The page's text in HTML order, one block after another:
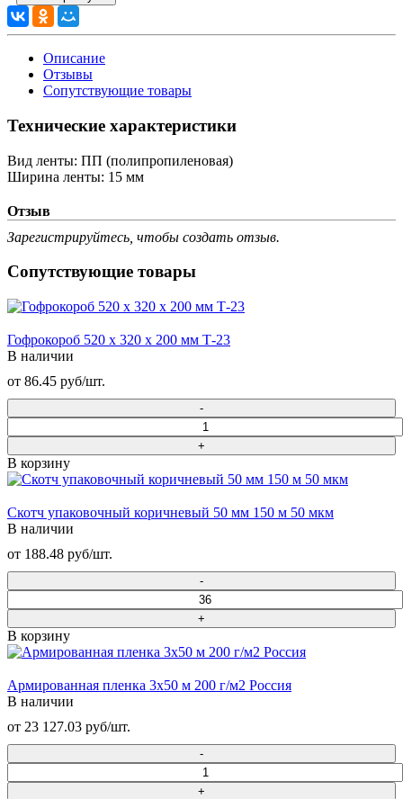
Описание
Отзывы
Сопутствующие товары
Технические характеристики
Вид ленты: ПП (полипропиленовая)
Ширина ленты: 15 мм
Отзыв
Зарегистрируйтесь, чтобы создать отзыв.
Сопутствующие товары
Гофрокороб 520 х 320 х 200 мм Т-23
В наличии
от 86.45 руб/шт.
В корзину
Скотч упаковочный коричневый 50 мм 150 м 50 мкм
В наличии
от 188.48 руб/шт.
В корзину
Армированная пленка 3х50 м 200 г/м2 Россия
В наличии
от 23 127.03 руб/шт.